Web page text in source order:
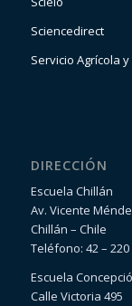
Sciencedirect
Servicio Agrícola
DIRECCIÓN
Escuela Chillán
Av. Vicente
Chillán – Chile
Teléfono: 42 – 220
Escuela
Calle Victoria 495